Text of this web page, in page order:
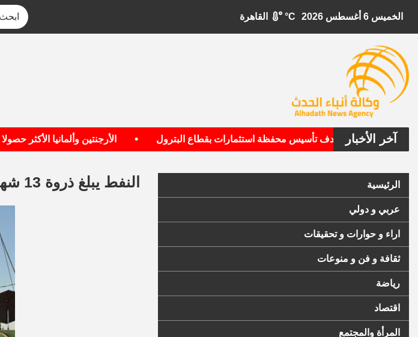
الخميس 6 أغسطس 2026 °C
آخر الأخبار
الأمريكية تستهدف تأسيس محفظة استثمارات بقطاع البترول الأرجنتين وألمانيا الأكثر
الرئيسية
عربي و دولي
اراء و حوارات و تحقيقات
ثقافة و فن و منوعات
رياضة
اقتصاد
المرأة والمجتمع
النفط يبلغ ذروة 13 شهرا بفعل مخاوف من توتر فى الشرق الأوسط